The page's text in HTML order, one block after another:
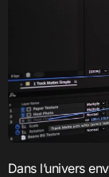
Dans l’univers envoûtant du cinéma et de la télévision, le